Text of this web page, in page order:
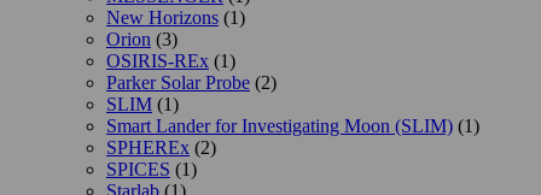
New Horizons (1)
Orion (3)
OSIRIS-REx (1)
Parker Solar Probe (2)
SLIM (1)
Smart Lander for Investigating Moon (SLIM) (1)
SPHEREx (2)
SPICES (1)
Starlab (1)